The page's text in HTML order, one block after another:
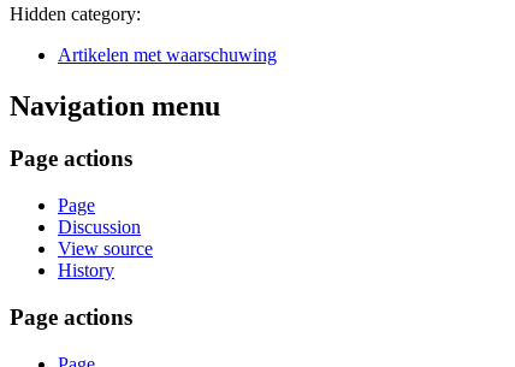
Hidden category:
Artikelen met waarschuwing
Navigation menu
Page actions
Page
Discussion
View source
History
Page actions